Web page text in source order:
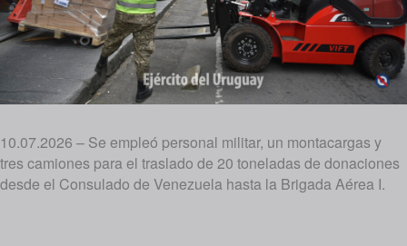
10.07.2026 – Se empleó personal militar, un montacargas y
tres camiones para el traslado de 20 toneladas de donaciones
desde el Consulado de Venezuela hasta la Brigada Aérea I.